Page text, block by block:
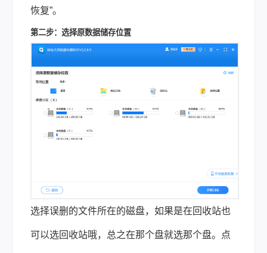
恢复”。
第二步：选择原数据储存位置
选择误删的文件所在的磁盘，如果是在回收站也
可以选回收站哦，总之在那个盘就选那个盘。点